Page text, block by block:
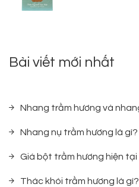
Bài viết mới nhất
Nhang trầm hương và
Nhang nụ trầm hương là gì?
Giá bột trầm hương hiện
Thác khói trầm hương là gì?